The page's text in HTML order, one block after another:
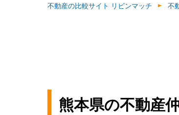
不動産の比較サイト リビンマッチ 不
熊本県の不動産